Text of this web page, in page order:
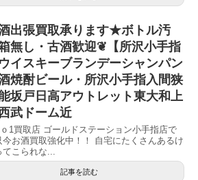
出張買取承ります★ボトル汚
無し・古酒歓迎❦【所沢小手指
イスキーブランデーシャンパン
焼酎ビール・所沢小手指入間狭
坂戸日高アウトレット東大和上
武ドーム近
1買取店 ゴールドステーション小手指店で
今お酒買取強化中！！ 自宅にたくさんあるけ
こられな...
記事を読む